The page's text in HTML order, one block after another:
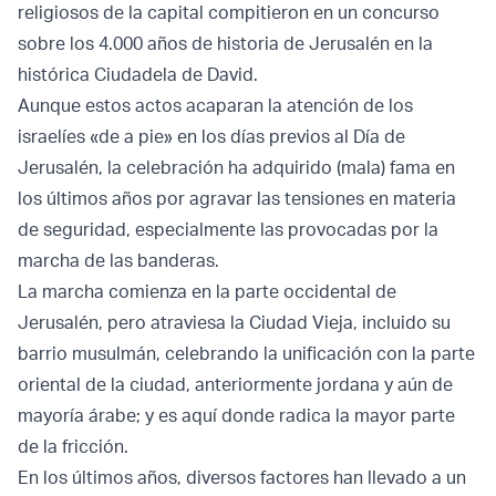
religiosos de la capital compitieron en un concurso
sobre los 4.000 años de historia de Jerusalén en la
histórica Ciudadela de David.
Aunque estos actos acaparan la atención de los
israelíes «de a pie» en los días previos al Día de
Jerusalén, la celebración ha adquirido (mala) fama en
los últimos años por agravar las tensiones en materia
de seguridad, especialmente las provocadas por la
marcha de las banderas.
La marcha comienza en la parte occidental de
Jerusalén, pero atraviesa la Ciudad Vieja, incluido su
barrio musulmán, celebrando la unificación con la parte
oriental de la ciudad, anteriormente jordana y aún de
mayoría árabe; y es aquí donde radica la mayor parte
de la fricción.
En los últimos años, diversos factores han llevado a un